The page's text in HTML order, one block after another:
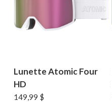
Lunette Atomic Four
HD
149,99 $